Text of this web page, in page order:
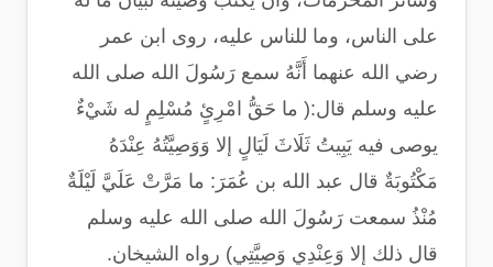
على الناس، وما للناس عليه، روى ابن عمر
رضي الله عنهما أَنَّهُ سمع رَسُولَ الله صلى الله
عليه وسلم قال:( ما حَقُّ امْرِئٍ مُسْلِمٍ له شَيْءٌ
يوصى فيه يَبِيتُ ثَلَاثَ لَيَالٍ إلا وَوَصِيَّتُهُ عِنْدَهُ
مَكْتُوبَةٌ قال عبد الله بن عُمَرَ: ما مَرَّتْ عَلَيَّ لَيْلَةٌ
مُنْذُ سمعت رَسُولَ الله صلى الله عليه وسلم
قال ذلك إلا وَعِنْدِي وَصِيَّتِي) رواه الشيخان.